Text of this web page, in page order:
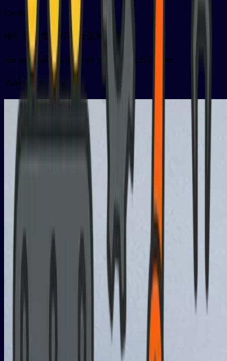
Exemples
咱们还得负责打印会议材料呢
zán men hái děi fù zé dǎ yìn huì yì cái liào ne
Vidéo de la carte